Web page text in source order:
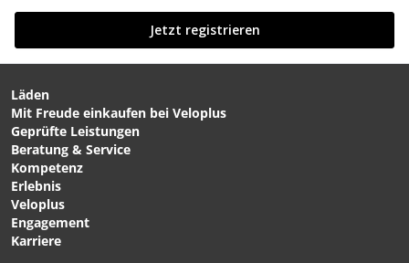
Jetzt registrieren
Läden
Mit Freude einkaufen bei Veloplus
Geprüfte Leistungen
Beratung & Service
Kompetenz
Erlebnis
Veloplus
Engagement
Karriere